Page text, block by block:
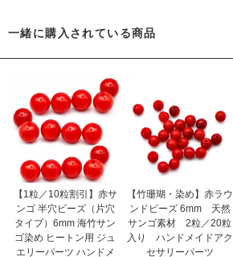
一緒に購入されている商品
【1粒／10粒割引】赤サ
ンゴ 半穴ビーズ（片穴
タイプ）6mm 海竹サン
ゴ染め ヒートン用 ジュ
エリーパーツ ハンドメ
【竹珊瑚・染め】赤ラウ
ンドビーズ 6mm 天然
サンゴ素材 2粒／20粒
入り ハンドメイドアク
セサリーパーツ